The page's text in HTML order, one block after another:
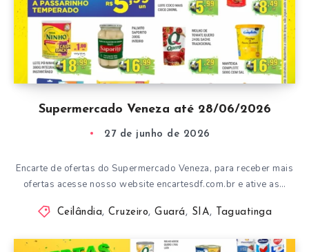
Supermercado Veneza até 28/06/2026
27 de junho de 2026
Encarte de ofertas do Supermercado Veneza, para receber mais
ofertas acesse nosso website encartesdf.com.br e ative as…
Ceilândia, Cruzeiro, Guará , SIA, Taguatinga